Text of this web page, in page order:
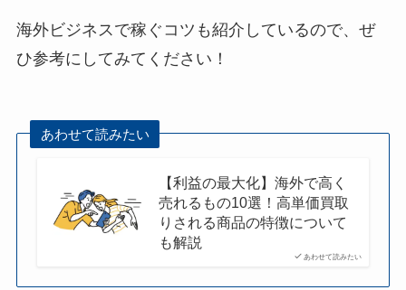
海外ビジネスで稼ぐコツも紹介しているので、ぜ
ひ参考にしてみてください！
あわせて読みたい
あわせて読みたい
【利益の最大化】海外で高く
売れるもの10選！高単価買取
りされる商品の特徴について
も解説